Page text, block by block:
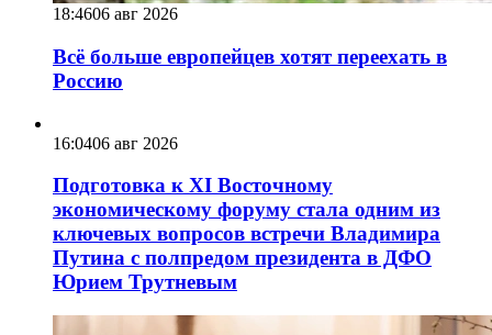
18:4606 авг 2026
Всё больше европейцев хотят переехать в
Россию
16:0406 авг 2026
Подготовка к XI Восточному
экономическому форуму стала одним из
ключевых вопросов встречи Владимира
Путина с полпредом президента в ДФО
Юрием Трутневым